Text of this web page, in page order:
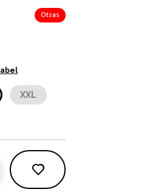
Otsas
XXL